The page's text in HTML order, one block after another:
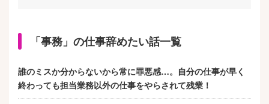
「事務」の仕事辞めたい話一覧
誰のミスか分からないから常に罪悪感…。自分の仕事が早く
終わっても担当業務以外の仕事をやらされて残業！